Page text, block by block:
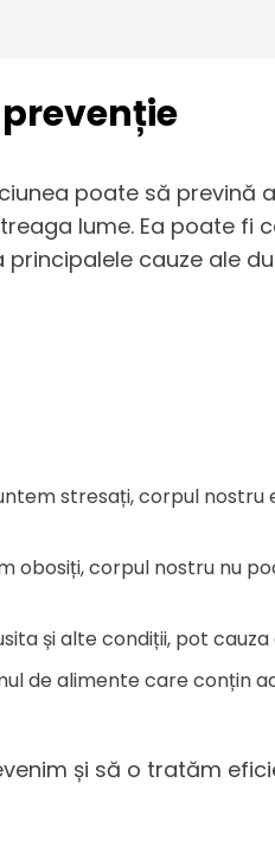
poate să prevină
lume. Ea poate fi
cauze ale
stresați, corpul
obosiți, corpul nostru nu
și alte condiții, pot
de alimente care conțin
și să o tratăm